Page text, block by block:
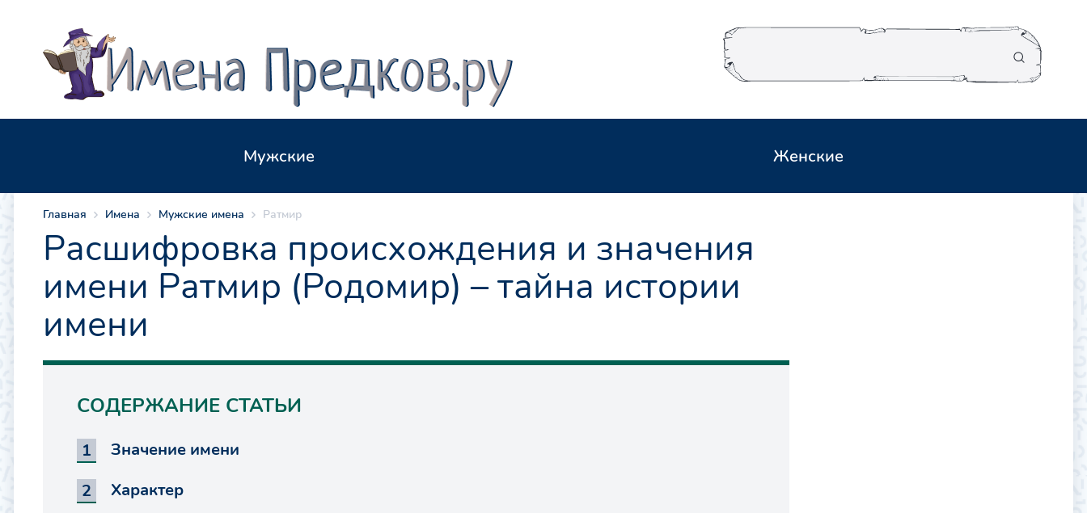
Мужские Женские
Главная Имена Мужские имена Ратмир
Расшифровка происхождения и значения
имени Ратмир (Родомир) – тайна истории
имени
СОДЕРЖАНИЕ СТАТЬИ
Значение имени
Характер